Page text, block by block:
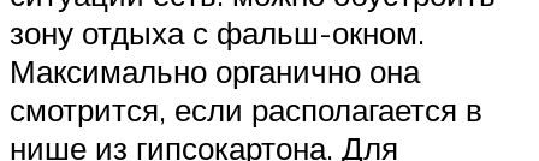
зону отдыха с фальш-окном.
Максимально органично она
смотрится, если располагается в
нише из гипсокартона. Для